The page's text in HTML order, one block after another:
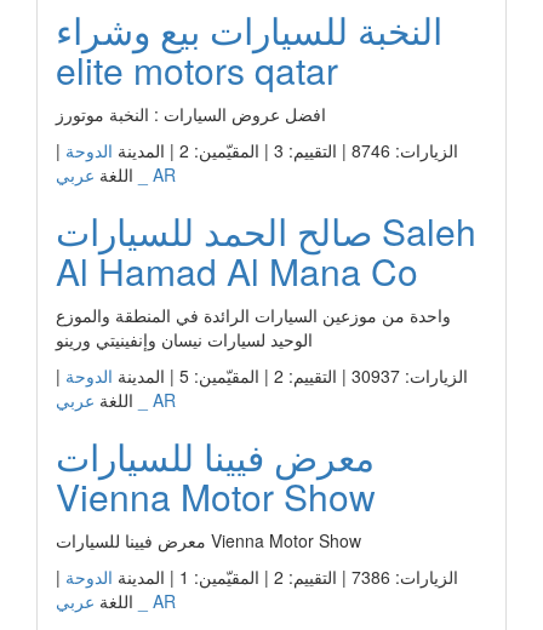
النخبة للسيارات بيع وشراء
elite motors qatar
افضل عروض السيارات : النخبة موتورز
الزيارات: 8746 | التقييم: 3 | المقيّمين: 2 | المدينة
الدوحة |
اللغة عربي _ AR
صالح الحمد للسيارات Saleh
Al Hamad Al Mana Co
واحدة من موزعين السيارات الرائدة في المنطقة والموزع
الوحيد لسيارات نيسان وإنفينيتي ورينو
الزيارات: 30937 | التقييم: 2 | المقيّمين: 5 | المدينة
الدوحة |
اللغة عربي _ AR
معرض فيينا للسيارات
Vienna Motor Show
معرض فيينا للسيارات Vienna Motor Show
الزيارات: 7386 | التقييم: 2 | المقيّمين: 1 | المدينة
الدوحة |
اللغة عربي _ AR